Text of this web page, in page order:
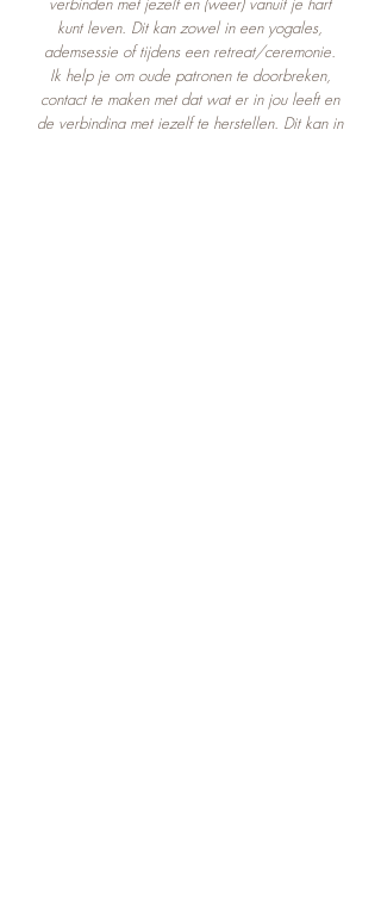
kunt leven. Dit kan zowel in een yogales,
ademsessie of tijdens een retreat/ceremonie.
Ik help je om oude patronen te doorbreken,
contact te maken met dat wat er in jou leeft en
de verbinding met jezelf te herstellen. Dit kan in